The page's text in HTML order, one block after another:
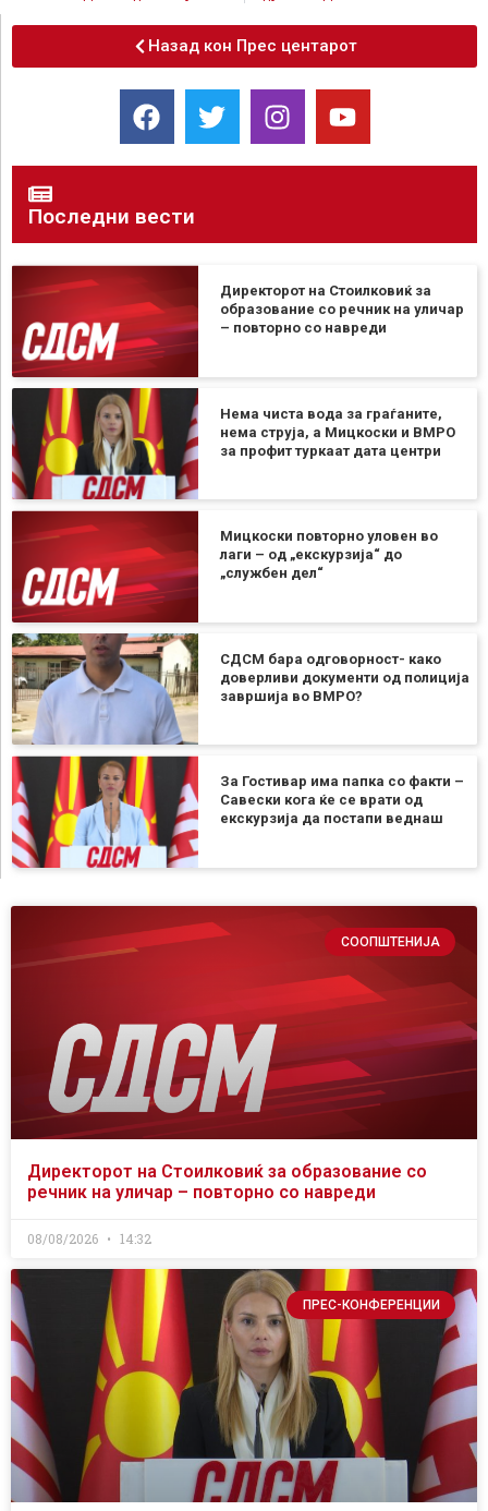
Назад кон Прес центарот
Последни вести
Директорот на Стоилковиќ за
образование со речник на уличар
– повторно со навреди
Нема чиста вода за граѓаните,
нема струја, а Мицкоски и ВМРО
за профит туркаат дата центри
Мицкоски повторно уловен во
лаги – од „екскурзија“ до
„службен дел“
СДСМ бара одговорност- како
доверливи документи од полиција
завршија во ВМРО?
За Гостивар има папка со факти –
Савески кога ќе се врати од
екскурзија да постапи веднаш
СООПШТЕНИЈА
Директорот на Стоилковиќ за образование со
речник на уличар – повторно со навреди
08/08/2026 14:32
ПРЕС-КОНФЕРЕНЦИИ